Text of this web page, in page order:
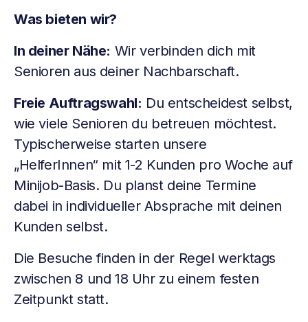
Was bieten wir?
In deiner Nähe: Wir verbinden dich mit
Senioren aus deiner Nachbarschaft.
Freie Auftragswahl: Du entscheidest selbst,
wie viele Senioren du betreuen möchtest.
Typischerweise starten unsere
„HelferInnen“ mit 1-2 Kunden pro Woche auf
Minijob-Basis. Du planst deine Termine
dabei in individueller Absprache mit deinen
Kunden selbst.
Die Besuche finden in der Regel werktags
zwischen 8 und 18 Uhr zu einem festen
Zeitpunkt statt.